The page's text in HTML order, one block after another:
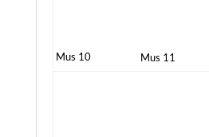
Mus 10 Mus 11